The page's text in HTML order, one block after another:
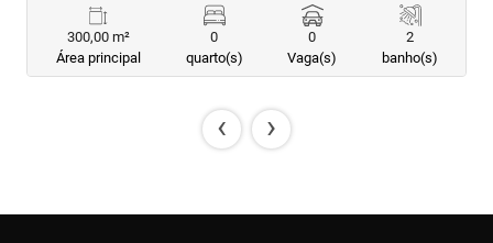
300,00 m²
Área principal
0
quarto(s)
0
Vaga(s)
2
banho(s)
‹ ›